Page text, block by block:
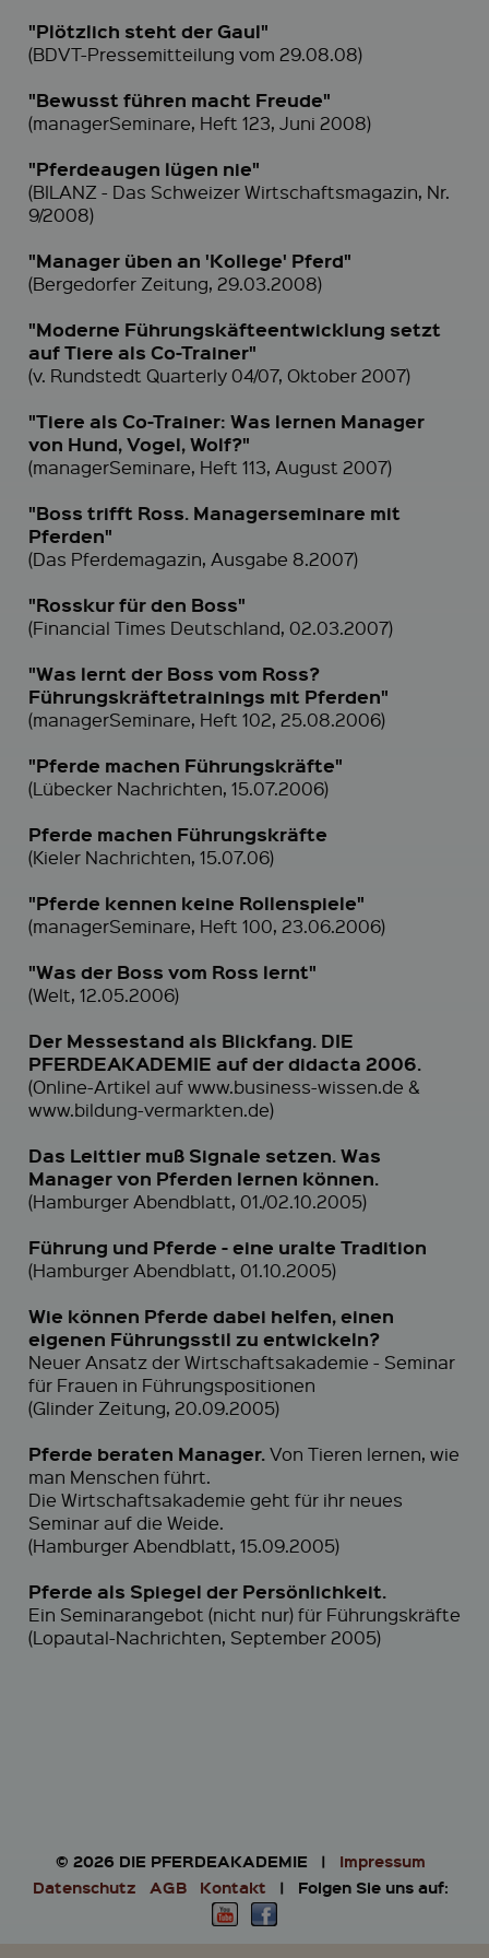
"Plötzlich steht der Gaul"
(BDVT-Pressemitteilung vom 29.08.08)
"Bewusst führen macht Freude"
(managerSeminare, Heft 123, Juni 2008)
"Pferdeaugen lügen nie"
(BILANZ - Das Schweizer Wirtschaftsmagazin, Nr.
9/2008)
"Manager üben an 'Kollege' Pferd"
(Bergedorfer Zeitung, 29.03.2008)
"Moderne Führungskäfteentwicklung setzt
auf Tiere als Co-Trainer"
(v. Rundstedt Quarterly 04/07, Oktober 2007)
"Tiere als Co-Trainer: Was lernen Manager
von Hund, Vogel, Wolf?"
(managerSeminare, Heft 113, August 2007)
"Boss trifft Ross. Managerseminare mit
Pferden"
(Das Pferdemagazin, Ausgabe 8.2007)
"Rosskur für den Boss"
(Financial Times Deutschland, 02.03.2007)
"Was lernt der Boss vom Ross?
Führungskräftetrainings mit Pferden"
(managerSeminare, Heft 102, 25.08.2006)
"Pferde machen Führungskräfte"
(Lübecker Nachrichten, 15.07.2006)
Pferde machen Führungskräfte
(Kieler Nachrichten, 15.07.06)
"Pferde kennen keine Rollenspiele"
(managerSeminare, Heft 100, 23.06.2006)
"Was der Boss vom Ross lernt"
(Welt, 12.05.2006)
Der Messestand als Blickfang. DIE
PFERDEAKADEMIE auf der didacta 2006.
(Online-Artikel auf www.business-wissen.de &
www.bildung-vermarkten.de)
Das Leittier muß Signale setzen. Was
Manager von Pferden lernen können.
(Hamburger Abendblatt, 01./02.10.2005)
Führung und Pferde - eine uralte Tradition
(Hamburger Abendblatt, 01.10.2005)
Wie können Pferde dabei helfen, einen
eigenen Führungsstil zu entwickeln?
Neuer Ansatz der Wirtschaftsakademie - Seminar
für Frauen in Führungspositionen
(Glinder Zeitung, 20.09.2005)
Pferde beraten Manager.Von Tieren lernen, wie
man Menschen führt.
Die Wirtschaftsakademie geht für ihr neues
Seminar auf die Weide.
(Hamburger Abendblatt, 15.09.2005)
Pferde als Spiegel der Persönlichkeit.
Ein Seminarangebot (nicht nur) für Führungskräfte
(Lopautal-Nachrichten, September 2005)
© 2026 DIE PFERDEAKADEMIE | Impressum
Datenschutz
AGB Kontakt
| Folgen Sie uns auf:
o
a